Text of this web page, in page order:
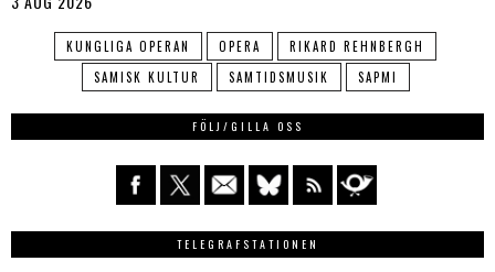
KUNGLIGA OPERAN OPERA
RIKARD REHNBERGH
SAMISK KULTUR
SAMTIDSMUSIK SAPMI
FÖLJ/GILLA OSS
TELEGRAFSTATIONEN